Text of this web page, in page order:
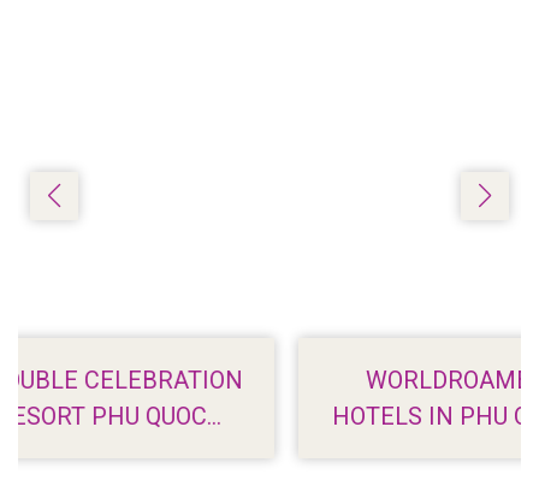
WORLDROAMER: 7 BEACHFRONT
HOTELS IN PHU QUOC WITH